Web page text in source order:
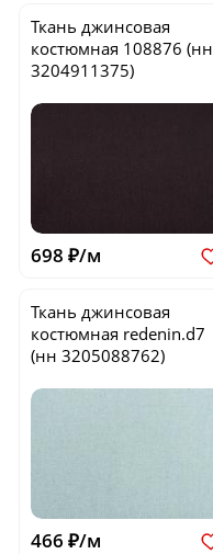
Ткань джинсовая
костюмная 108876 (нн
3204911375)
698 ₽/м
Ткань джинсовая
костюмная redenin.d7
(нн 3205088762)
466 ₽/м